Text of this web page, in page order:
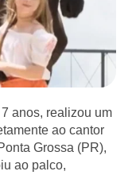
anos, realizou um
ao cantor
Grossa (PR),
ao palco,